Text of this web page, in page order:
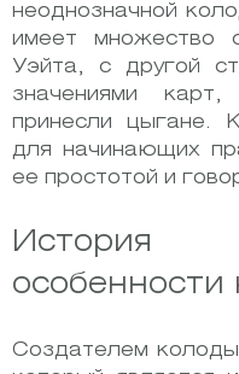
неоднозначной
имеет множество
Уэйта, с другой
значениями
принесли цыгане.
для начинающих
ее простотой и
История
особенности
Создателем колоды